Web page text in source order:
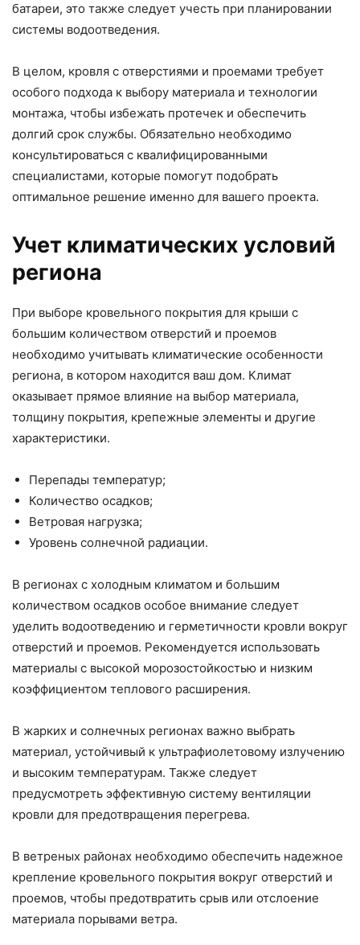
батареи, это также следует учесть при планировании
системы водоотведения.
В целом, кровля с отверстиями и проемами требует
особого подхода к выбору материала и технологии
монтажа, чтобы избежать протечек и обеспечить
долгий срок службы. Обязательно необходимо
консультироваться с квалифицированными
специалистами, которые помогут подобрать
оптимальное решение именно для вашего проекта.
Учет климатических условий
региона
При выборе кровельного покрытия для крыши с
большим количеством отверстий и проемов
необходимо учитывать климатические особенности
региона, в котором находится ваш дом. Климат
оказывает прямое влияние на выбор материала,
толщину покрытия, крепежные элементы и другие
характеристики.
Перепады температур;
Количество осадков;
Ветровая нагрузка;
Уровень солнечной радиации.
В регионах с холодным климатом и большим
количеством осадков особое внимание следует
уделить водоотведению и герметичности кровли вокруг
отверстий и проемов. Рекомендуется использовать
материалы с высокой морозостойкостью и низким
коэффициентом теплового расширения.
В жарких и солнечных регионах важно выбрать
материал, устойчивый к ультрафиолетовому излучению
и высоким температурам. Также следует
предусмотреть эффективную систему вентиляции
кровли для предотвращения перегрева.
В ветреных районах необходимо обеспечить надежное
крепление кровельного покрытия вокруг отверстий и
проемов, чтобы предотвратить срыв или отслоение
материала порывами ветра.